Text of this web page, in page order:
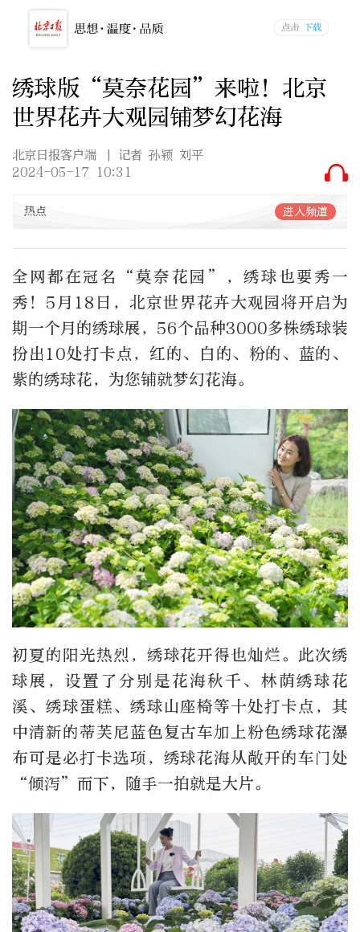
绣球版“莫奈花园”来啦！北京
世界花卉大观园铺梦幻花海
北京日报客户端
| 记者 孙颖 刘平
2024-05-17 10:31
热点 进入频道
全网都在冠名“莫奈花园”，绣球也要秀一
秀！5月18日，北京世界花卉大观园将开启为
期一个月的绣球展，56个品种3000多株绣球装
扮出10处打卡点，红的、白的、粉的、蓝的、
紫的绣球花，为您铺就梦幻花海。
初夏的阳光热烈，绣球花开得也灿烂。此次绣
球展，设置了分别是花海秋千、林荫绣球花
溪、绣球蛋糕、绣球山座椅等十处打卡点，其
中清新的蒂芙尼蓝色复古车加上粉色绣球花瀑
布可是必打卡选项，绣球花海从敞开的车门处
“倾泻”而下，随手一拍就是大片。